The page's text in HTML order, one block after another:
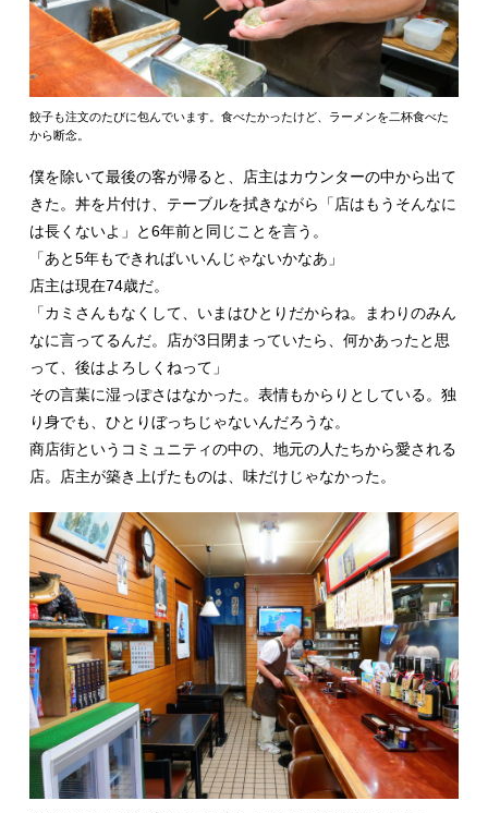
餃子も注文のたびに包んでいます。食べたかったけど、ラーメンを二杯食べた
から断念。
僕を除いて最後の客が帰ると、店主はカウンターの中から出て
きた。丼を片付け、テーブルを拭きながら「店はもうそんなに
は長くないよ」と6年前と同じことを言う。
「あと5年もできればいいんじゃないかなあ」
店主は現在74歳だ。
「カミさんもなくして、いまはひとりだからね。まわりのみん
なに言ってるんだ。店が3日閉まっていたら、何かあったと思
って、後はよろしくねって」
その言葉に湿っぽさはなかった。表情もからりとしている。独
り身でも、ひとりぼっちじゃないんだろうな。
商店街というコミュニティの中の、地元の人たちから愛される
店。店主が築き上げたものは、味だけじゃなかった。